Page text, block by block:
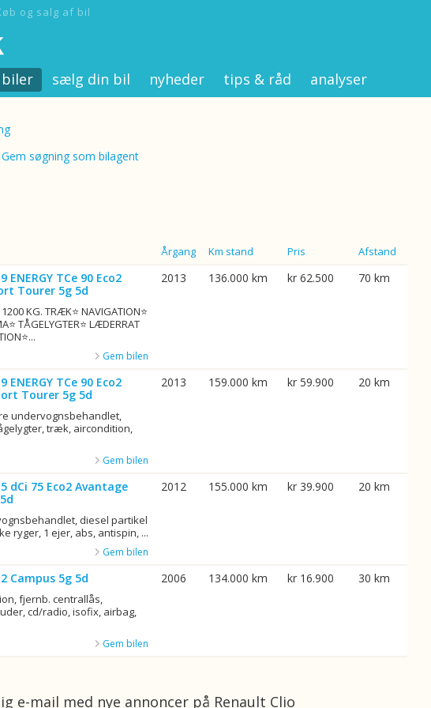
og salg af bil
sælg din bil nyheder tips & råd analyser
Gem søgning som bilagent
Årgang Km stand Pris Afstand
ENERGY TCe 90 Eco2
Tourer 5g 5d
KG. TRÆK⭐ NAVIGATION⭐
TÅGELYGTER⭐ LÆDERRAT
Gem bilen
2013 136.000 km kr 62.500 70 km
ENERGY TCe 90 Eco2
Tourer 5g 5d
undervognsbehandlet,
træk, aircondition,
Gem bilen
2013 159.000 km kr 59.900 20 km
dCi 75 Eco2 Avantage
diesel partikel
ryger, 1 ejer, abs, antispin, ...
Gem bilen
2012 155.000 km kr 39.900 20 km
Campus 5g 5d
fjernb. centrallås,
cd/radio, isofix, airbag,
Gem bilen
2006 134.000 km kr 16.900 30 km
e-mail med nye annoncer på Renault Clio